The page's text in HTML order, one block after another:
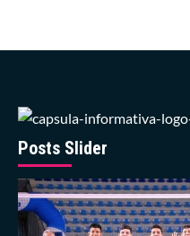
13
de
Guillén
Posts Slider